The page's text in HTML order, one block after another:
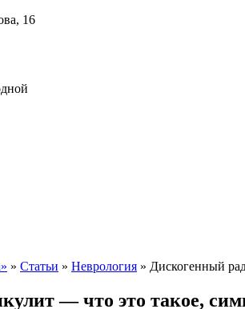
16
» Статьи » Неврология » Дискогенный
— что это такое,